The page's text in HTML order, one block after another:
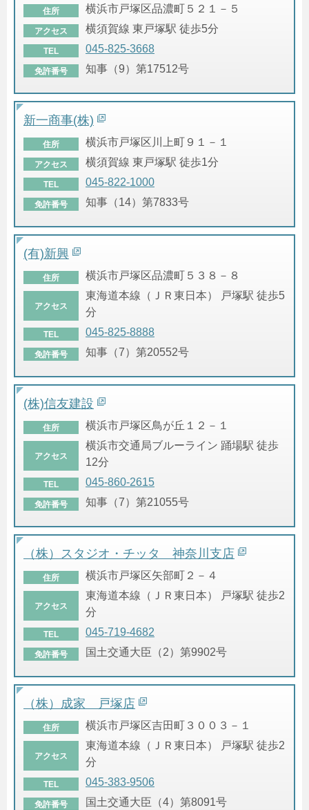
住所 横浜市戸塚区品濃町５２１－５
アクセス 横須賀線 東戸塚駅 徒歩5分
TEL 045-825-3668
免許番号 知事（9）第17512号
新一商事(株)
住所 横浜市戸塚区川上町９１－１
アクセス 横須賀線 東戸塚駅 徒歩1分
TEL 045-822-1000
免許番号 知事（14）第7833号
(有)新興
住所 横浜市戸塚区品濃町５３８－８
アクセス
東海道本線（ＪＲ東日本） 戸塚駅 徒歩5
分
TEL 045-825-8888
免許番号 知事（7）第20552号
(株)信友建設
住所 横浜市戸塚区鳥が丘１２－１
アクセス
横浜市交通局ブルーライン 踊場駅 徒歩
12分
TEL 045-860-2615
免許番号 知事（7）第21055号
（株）スタジオ・チッタ 神奈川支店
住所 横浜市戸塚区矢部町２－４
アクセス
東海道本線（ＪＲ東日本） 戸塚駅 徒歩2
分
TEL 045-719-4682
免許番号 国土交通大臣（2）第9902号
（株）成家 戸塚店
住所 横浜市戸塚区吉田町３００３－１
アクセス
東海道本線（ＪＲ東日本） 戸塚駅 徒歩2
分
TEL 045-383-9506
免許番号 国土交通大臣（4）第8091号